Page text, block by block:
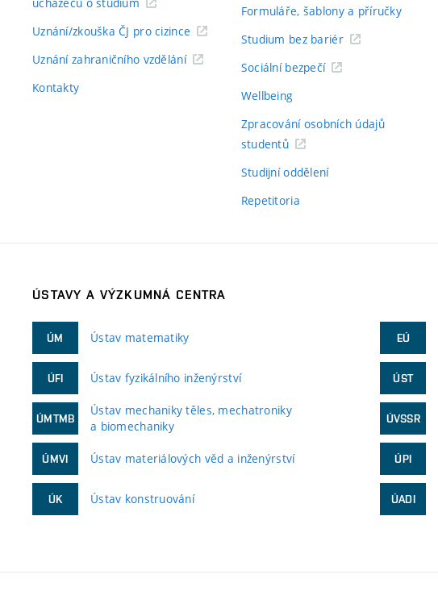
Uznání/zkouška ČJ pro cizince
Uznání zahraničního vzdělání
Kontakty
Formuláře, šablony a příručky
Studium bez bariér
Sociální bezpečí
Wellbeing
Zpracování osobních údajů
studentů
Studijní oddělení
Repetitoria
ÚSTAVY A VÝZKUMNÁ CENTRA
ÚM Ústav matematiky
ÚFI Ústav fyzikálního inženýrství
ÚMTMB
Ústav mechaniky těles, mechatroniky
a biomechaniky
ÚMVI Ústav materiálových věd a inženýrství
ÚK Ústav konstruování
EÚ
ÚST
ÚVSSR
ÚPI
ÚADI